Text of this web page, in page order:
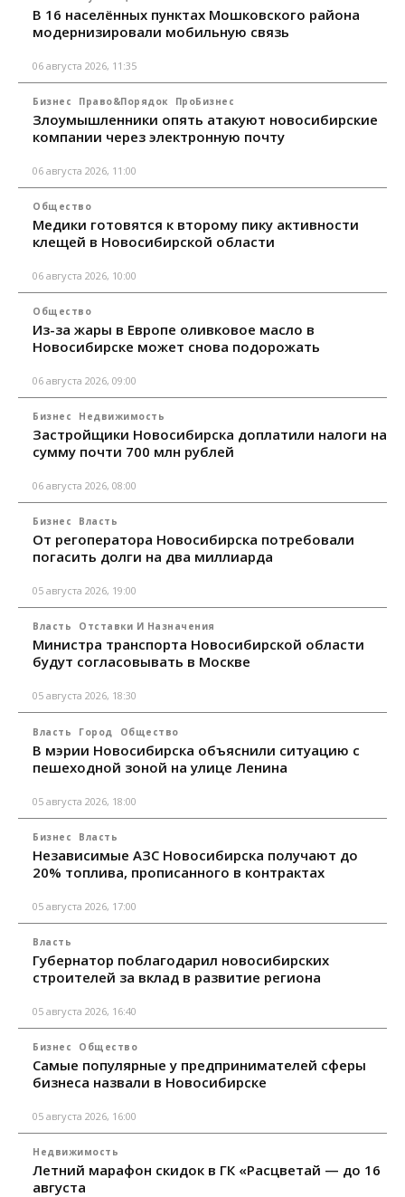
В 16 населённых пунктах Мошковского района
модернизировали мобильную связь
06 августа 2026, 11:35
Бизнес Право&Порядок ПроБизнес
Злоумышленники опять атакуют новосибирские
компании через электронную почту
06 августа 2026, 11:00
Общество
Медики готовятся к второму пику активности
клещей в Новосибирской области
06 августа 2026, 10:00
Общество
Из-за жары в Европе оливковое масло в
Новосибирске может снова подорожать
06 августа 2026, 09:00
Бизнес Недвижимость
Застройщики Новосибирска доплатили налоги на
сумму почти 700 млн рублей
06 августа 2026, 08:00
Бизнес Власть
От регоператора Новосибирска потребовали
погасить долги на два миллиарда
05 августа 2026, 19:00
Власть Отставки И Назначения
Министра транспорта Новосибирской области
будут согласовывать в Москве
05 августа 2026, 18:30
Власть Город Общество
В мэрии Новосибирска объяснили ситуацию с
пешеходной зоной на улице Ленина
05 августа 2026, 18:00
Бизнес Власть
Независимые АЗС Новосибирска получают до
20% топлива, прописанного в контрактах
05 августа 2026, 17:00
Власть
Губернатор поблагодарил новосибирских
строителей за вклад в развитие региона
05 августа 2026, 16:40
Бизнес Общество
Самые популярные у предпринимателей сферы
бизнеса назвали в Новосибирске
05 августа 2026, 16:00
Недвижимость
Летний марафон скидок в ГК «Расцветай — до 16
августа